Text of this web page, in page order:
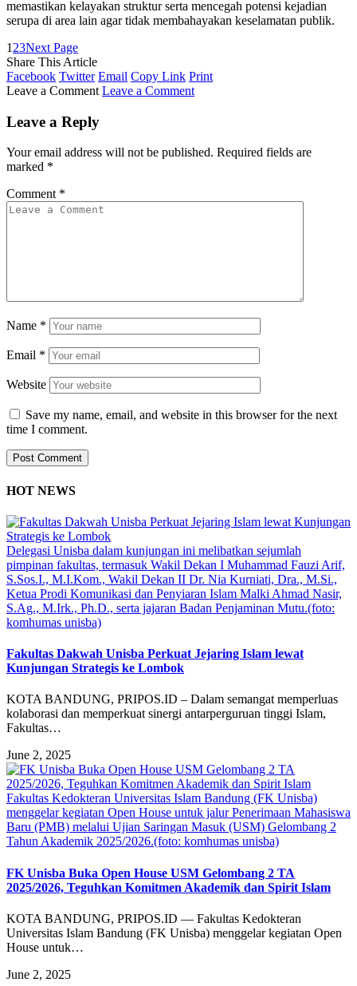
memastikan kelayakan struktur serta mencegah potensi kejadian
serupa di area lain agar tidak membahayakan keselamatan publik.
1 23Next Page
Share This Article
Facebook Twitter Email Copy Link Print
Leave a Comment Leave a Comment
Leave a Reply
Your email address will not be published. Required fields are
marked *
Comment *
Name *
Email *
Website
Save my name, email, and website in this browser for the next
time I comment.
HOT NEWS
Delegasi Unisba dalam kunjungan ini melibatkan sejumlah
pimpinan fakultas, termasuk Wakil Dekan I Muhammad Fauzi Arif,
S.Sos.I., M.I.Kom., Wakil Dekan II Dr. Nia Kurniati, Dra., M.Si.,
Ketua Prodi Komunikasi dan Penyiaran Islam Malki Ahmad Nasir,
S.Ag., M.Irk., Ph.D., serta jajaran Badan Penjaminan Mutu.(foto:
komhumas unisba)
Fakultas Dakwah Unisba Perkuat Jejaring Islam lewat
Kunjungan Strategis ke Lombok
KOTA BANDUNG, PRIPOS.ID – Dalam semangat memperluas
kolaborasi dan memperkuat sinergi antarperguruan tinggi Islam,
Fakultas…
June 2, 2025
Fakultas Kedokteran Universitas Islam Bandung (FK Unisba)
menggelar kegiatan Open House untuk jalur Penerimaan Mahasiswa
Baru (PMB) melalui Ujian Saringan Masuk (USM) Gelombang 2
Tahun Akademik 2025/2026.(foto: komhumas unisba)
FK Unisba Buka Open House USM Gelombang 2 TA
2025/2026, Teguhkan Komitmen Akademik dan Spirit Islam
KOTA BANDUNG, PRIPOS.ID — Fakultas Kedokteran
Universitas Islam Bandung (FK Unisba) menggelar kegiatan Open
House untuk…
June 2, 2025